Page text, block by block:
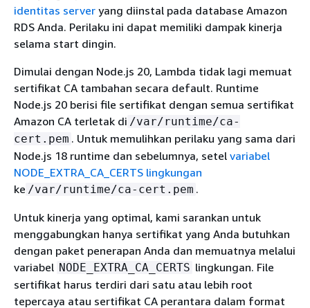
identitas server yang diinstal pada database Amazon
RDS Anda. Perilaku ini dapat memiliki dampak kinerja
selama start dingin.
Dimulai dengan Node.js 20, Lambda tidak lagi memuat
sertifikat CA tambahan secara default. Runtime
Node.js 20 berisi file sertifikat dengan semua sertifikat
Amazon CA terletak di /var/runtime/ca-
cert.pem . Untuk memulihkan perilaku yang sama dari
Node.js 18 runtime dan sebelumnya, setel variabel
NODE_EXTRA_CA_CERTS lingkungan
ke /var/runtime/ca-cert.pem .
Untuk kinerja yang optimal, kami sarankan untuk
menggabungkan hanya sertifikat yang Anda butuhkan
dengan paket penerapan Anda dan memuatnya melalui
variabel NODE_EXTRA_CA_CERTS lingkungan. File
sertifikat harus terdiri dari satu atau lebih root
tepercaya atau sertifikat CA perantara dalam format